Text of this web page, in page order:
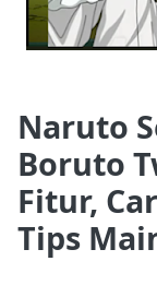
Naruto
Boruto
Fitur,
Tips